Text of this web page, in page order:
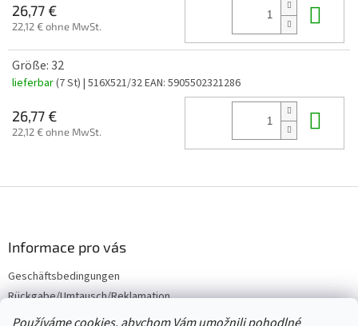
26,77 €
22,12 € ohne MwSt.
Größe: 32
lieferbar(7 St) | 516X521/32EAN: 5905502321286
26,77 €
22,12 € ohne MwSt.
l
Informace pro vás
Geschäftsbedingungen
Rückgabe/Umtausch/Reklamation
Großhandel